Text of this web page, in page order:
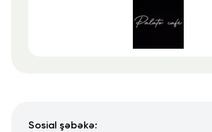
Sosial şəbəkə: